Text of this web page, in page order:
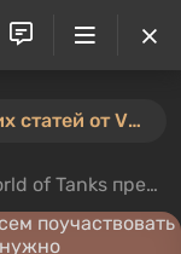
⚡️ Новый конкурс пользовательских статей от VGTimes — участвуйте тут ⚡️
в новом челлендже и рассказать, как нужно «танковать»